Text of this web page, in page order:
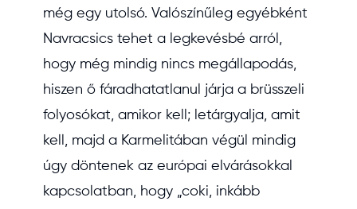
még egy utolsó. Valószínűleg egyébként
Navracsics tehet a legkevésbé arról,
hogy még mindig nincs megállapodás,
hiszen ő fáradhatatlanul járja a brüsszeli
folyosókat, amikor kell; letárgyalja, amit
kell, majd a Karmelitában végül mindig
úgy döntenek az európai elvárásokkal
kapcsolatban, hogy „coki, inkább